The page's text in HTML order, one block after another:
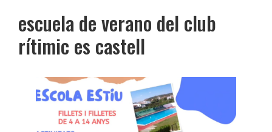
escuela de verano del club
rítimic es castell